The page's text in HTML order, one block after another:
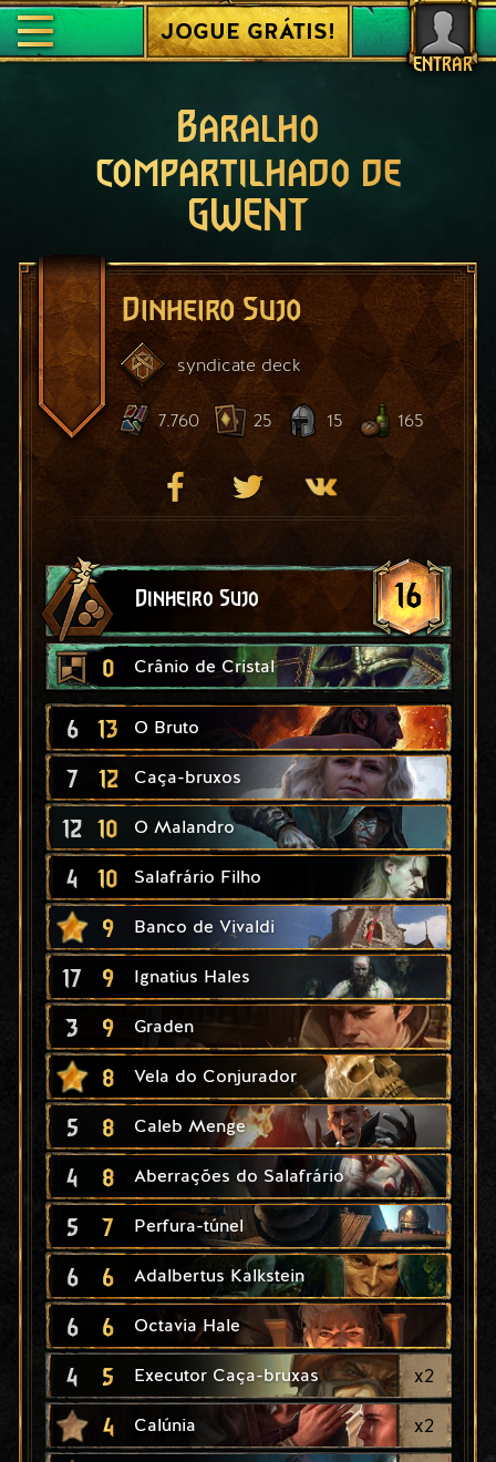
ENTRAR
JOGUE GRÁTIS!
Baralho
compartilhado de
GWENT
Dinheiro Sujo
syndicate deck
7.760 25 15 165
Dinheiro Sujo 16
0 Crânio de Cristal
6 13 O Bruto
7 12 Caça-bruxos
12 10 O Malandro
4 10 Salafrário Filho
9 Banco de Vivaldi
17 9 Ignatius Hales
3 9 Graden
8 Vela do Conjurador
5 8 Caleb Menge
4 8 Aberrações do Salafrário
5 7 Perfura-túnel
6 6 Adalbertus Kalkstein
6 6 Octavia Hale
4 5 Executor Caça-bruxas x2
4 Calúnia x2